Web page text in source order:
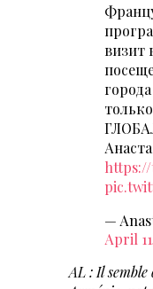
визит
города
—
April
AL : Il semble